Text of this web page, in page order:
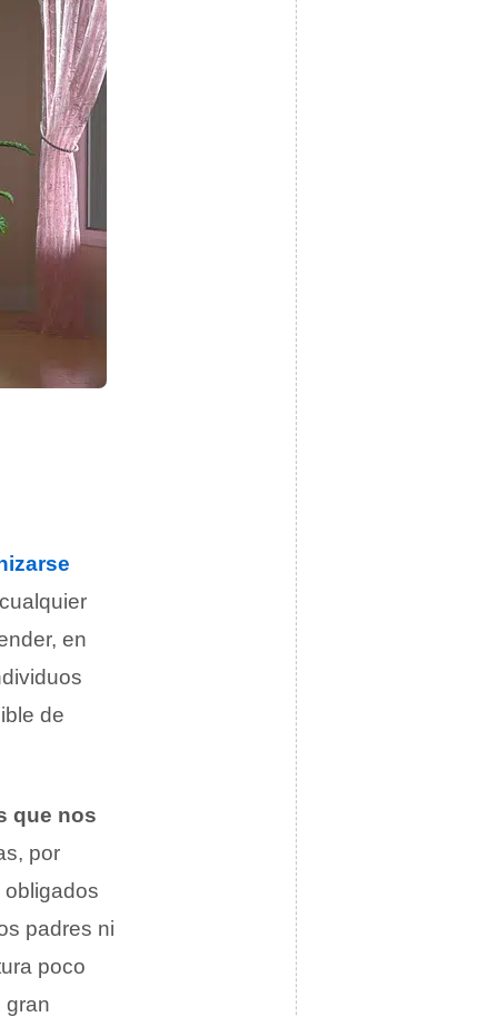
en
de
que nos
por
padres ni
poco
gran